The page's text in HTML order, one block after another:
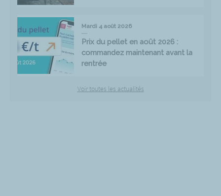
Mardi 4 août 2026
Prix du pellet en août 2026 :
commandez maintenant avant la
rentrée
Voir toutes les actualités